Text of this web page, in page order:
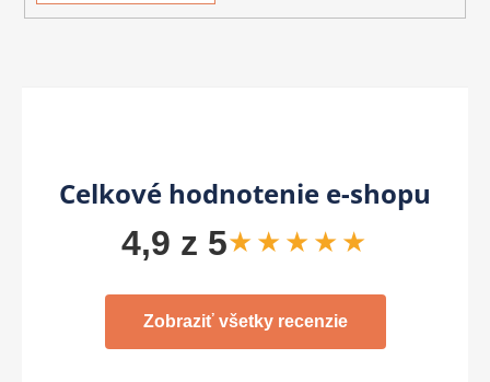
Celkové hodnotenie e-shopu
4,9 z 5★★★★★
Zobraziť všetky recenzie